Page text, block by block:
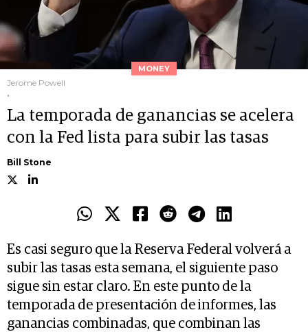
MONEY
Jerome Powell
.
La temporada de ganancias se acelera
con la Fed lista para subir las tasas
Bill Stone
Es casi seguro que la Reserva Federal volverá a
subir las tasas esta semana, el siguiente paso
sigue sin estar claro. En este punto de la
temporada de presentación de informes, las
ganancias combinadas, que combinan las